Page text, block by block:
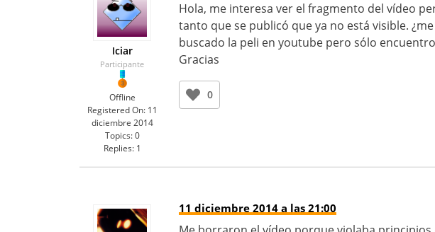
Iciar
Participante
Offline
Registered On: 11
diciembre 2014
Topics: 0
Replies: 1
Hola, me interesa ver el fragmento del vídeo
tanto que se publicó que ya no está visible.
buscado la peli en youtube pero sólo
Gracias
0
11 diciembre 2014 a las 21:00